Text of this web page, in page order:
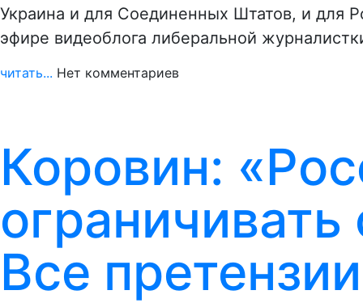
Украина и для Соединенных Штатов, и для
эфире видеоблога либеральной
читать... Нет комментариев
Коровин:
Все